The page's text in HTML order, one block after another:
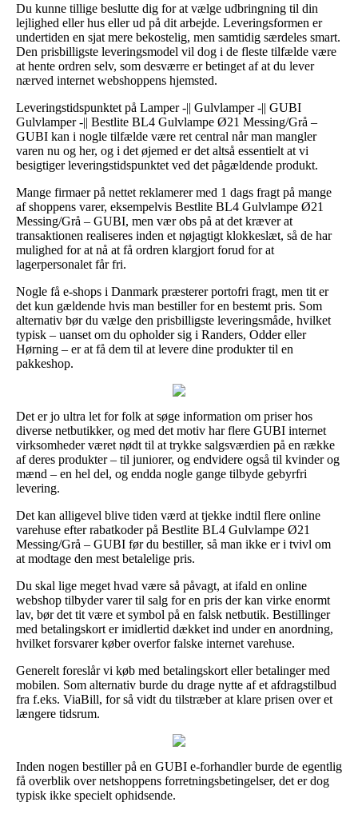
Du kunne tillige beslutte dig for at vælge udbringning til din
lejlighed eller hus eller ud på dit arbejde. Leveringsformen er
undertiden en sjat mere bekostelig, men samtidig særdeles smart.
Den prisbilligste leveringsmodel vil dog i de fleste tilfælde være
at hente ordren selv, som desværre er betinget af at du lever
nærved internet webshoppens hjemsted.
Leveringstidspunktet på Lamper -|| Gulvlamper -|| GUBI
Gulvlamper -|| Bestlite BL4 Gulvlampe Ø21 Messing/Grå –
GUBI kan i nogle tilfælde være ret central når man mangler
varen nu og her, og i det øjemed er det altså essentielt at vi
besigtiger leveringstidspunktet ved det pågældende produkt.
Mange firmaer på nettet reklamerer med 1 dags fragt på mange
af shoppens varer, eksempelvis Bestlite BL4 Gulvlampe Ø21
Messing/Grå – GUBI, men vær obs på at det kræver at
transaktionen realiseres inden et nøjagtigt klokkeslæt, så de har
mulighed for at nå at få ordren klargjort forud for at
lagerpersonalet får fri.
Nogle få e-shops i Danmark præsterer portofri fragt, men tit er
det kun gældende hvis man bestiller for en bestemt pris. Som
alternativ bør du vælge den prisbilligste leveringsmåde, hvilket
typisk – uanset om du opholder sig i Randers, Odder eller
Hørning – er at få dem til at levere dine produkter til en
pakkeshop.
Det er jo ultra let for folk at søge information om priser hos
diverse netbutikker, og med det motiv har flere GUBI internet
virksomheder været nødt til at trykke salgsværdien på en række
af deres produkter – til juniorer, og endvidere også til kvinder og
mænd – en hel del, og endda nogle gange tilbyde gebyrfri
levering.
Det kan alligevel blive tiden værd at tjekke indtil flere online
varehuse efter rabatkoder på Bestlite BL4 Gulvlampe Ø21
Messing/Grå – GUBI før du bestiller, så man ikke er i tvivl om
at modtage den mest betalelige pris.
Du skal lige meget hvad være så påvagt, at ifald en online
webshop tilbyder varer til salg for en pris der kan virke enormt
lav, bør det tit være et symbol på en falsk netbutik. Bestillinger
med betalingskort er imidlertid dækket ind under en anordning,
hvilket forsvarer køber overfor falske internet varehuse.
Generelt foreslår vi køb med betalingskort eller betalinger med
mobilen. Som alternativ burde du drage nytte af et afdragstilbud
fra f.eks. ViaBill, for så vidt du tilstræber at klare prisen over et
længere tidsrum.
Inden nogen bestiller på en GUBI e-forhandler burde de egentlig
få overblik over netshoppens forretningsbetingelser, det er dog
typisk ikke specielt ophidsende.